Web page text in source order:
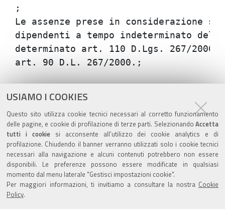
USIAMO I COOKIES
Questo sito utilizza cookie tecnici necessari al corretto funzionamento
delle pagine, e cookie di profilazione di terze parti. Selezionando Accetta
tutti i cookiesi acconsente all’utilizzo dei cookie analytics e di
profilazione. Chiudendo il banner verranno utilizzati solo i cookie tecnici
necessari alla navigazione e alcuni contenuti potrebbero non essere
disponibili. Le preferenze possono essere modificate in qualsiasi
momento dal menu laterale "Gestisci impostazioni cookie".
Per maggiori informazioni, ti invitiamo a consultare la nostra Cookie
Policy.
;
Le assenze prese in considerazione
dipendenti a tempo indeterminato
determinato art. 110 D.Lgs. 267/
Azioni
sul
documento
ultima modifica 18/02/2022
Valuta questo sito